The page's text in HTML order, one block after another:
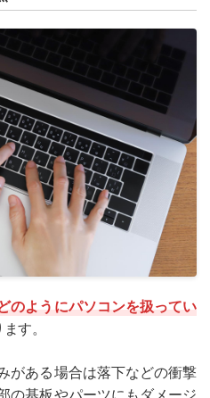
のようにパソコンを扱ってい
す。
がある場合は落下などの衝撃